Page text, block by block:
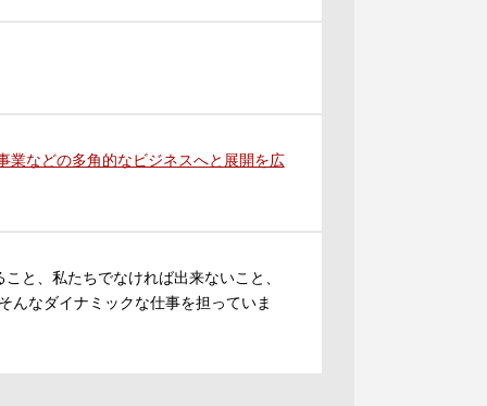
業などの多角的なビジネスへと展開を広
と、私たちでなければ出来ないこと、
んなダイナミックな仕事を担っていま